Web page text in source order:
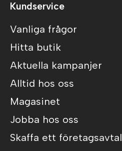
Kundservice
Vanliga frågor
Hitta butik
Aktuella kampanjer
Alltid hos oss
Magasinet
Jobba hos oss
Skaffa ett företagsavtal